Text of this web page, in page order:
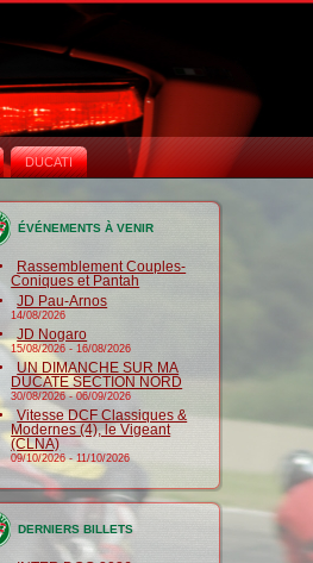
DUCATI
ÉVÉNEMENTS À VENIR
Rassemblement Couples-
Coniques et Pantah
JD Pau-Arnos
14/08/2026
JD Nogaro
15/08/2026 -16/08/2026
UN DIMANCHE SUR MA
DUCATE SECTION NORD
30/08/2026-06/09/2026
Vitesse DCF Classiques &
Modernes (4), le Vigeant
(CLNA)
09/10/2026-11/10/2026
DERNIERS BILLETS